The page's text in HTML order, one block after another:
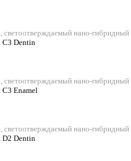
светоотверждаемый нано-гибридный
C3 Dentin
светоотверждаемый нано-гибридный
C3 Enamel
светоотверждаемый нано-гибридный
D2 Dentin